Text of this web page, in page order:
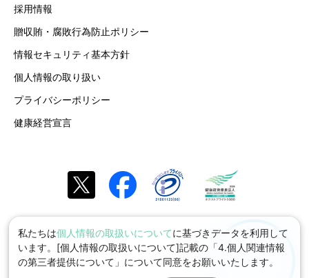
採用情報
贈収賄・腐敗行為防止ポリシー
情報セキュリティ基本方針
個人情報の取り扱い
プライバシーポリシー
健康経営宣言
私たちは個人情報の取扱いについてに基づきデータを利用して
います。[個人情報の取扱いについて]記載の「4.個人関連情報
の第三者提供について」について同意をお願いいたします。